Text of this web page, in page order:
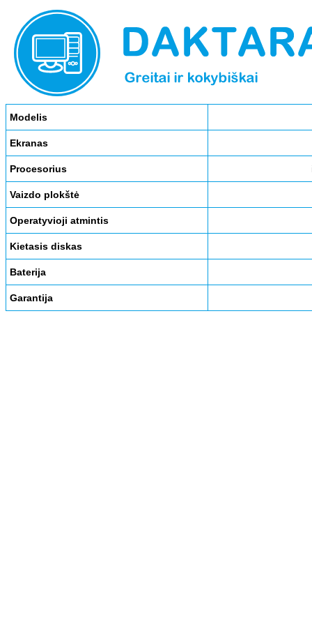
Modelis
Ekranas
Procesorius
Vaizdo plokštė
Operatyvioji atmintis
Kietasis diskas
Baterija
Garantija